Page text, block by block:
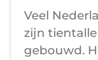
Veel
zijn
gebouwd.